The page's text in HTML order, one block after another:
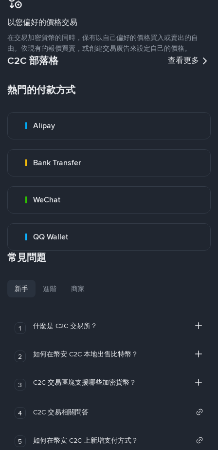
以您偏好的價格交易
在交易加密貨幣的同時，保有以自己偏好的價格買入或賣出的自
由。依現有的報價買賣，或創建交易廣告來設定自己的價格。
C2C 部落格 查看更多
熱門的付款方式
Alipay
Bank Transfer
WeChat
QQ Wallet
常見問題
新手 進階 商家
1 什麼是 C2C 交易所？
2 如何在幣安 C2C 本地出售比特幣？
3 C2C 交易區塊支援哪些加密貨幣？
4 C2C 交易相關問答
5 如何在幣安 C2C 上新增支付方式？